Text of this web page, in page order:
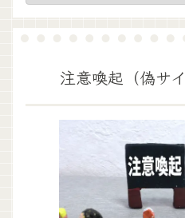
注意喚起（偽サ